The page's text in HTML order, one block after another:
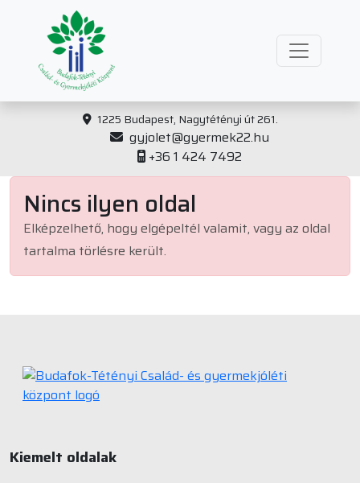
1225 Budapest, Nagytétényi út 261.
gyjolet@gyermek22.hu
+36 1 424 7492
Nincs ilyen oldal
Elképzelhető, hogy elgépeltél valamit, vagy az oldal
tartalma törlésre került.
Kiemelt oldalak